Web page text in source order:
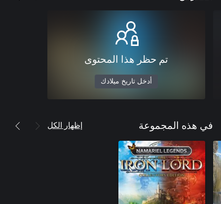
تم حظر هذا المحتوى
أدخل تاريخ ميلادك
في هذه المجموعة إظهار الكل